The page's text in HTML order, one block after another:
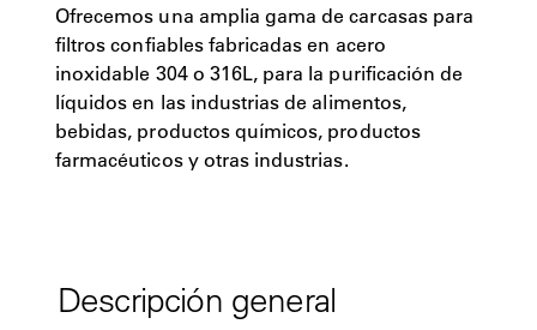
Ofrecemos una amplia gama de carcasas para
filtros confiables fabricadas en acero
inoxidable 304 o 316L, para la purificación de
líquidos en las industrias de alimentos,
bebidas, productos químicos, productos
farmacéuticos y otras industrias.
Descripción general